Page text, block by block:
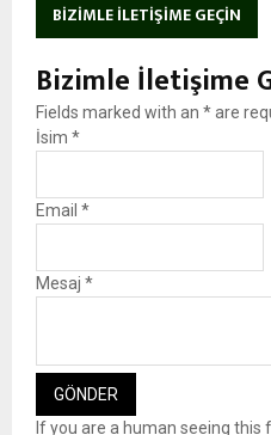
BIZIMLE İLETIŞIME GEÇIN
Bizimle İletişime
Fields marked with an *are
İsim *
Email *
Mesaj *
If you are a human seeing this